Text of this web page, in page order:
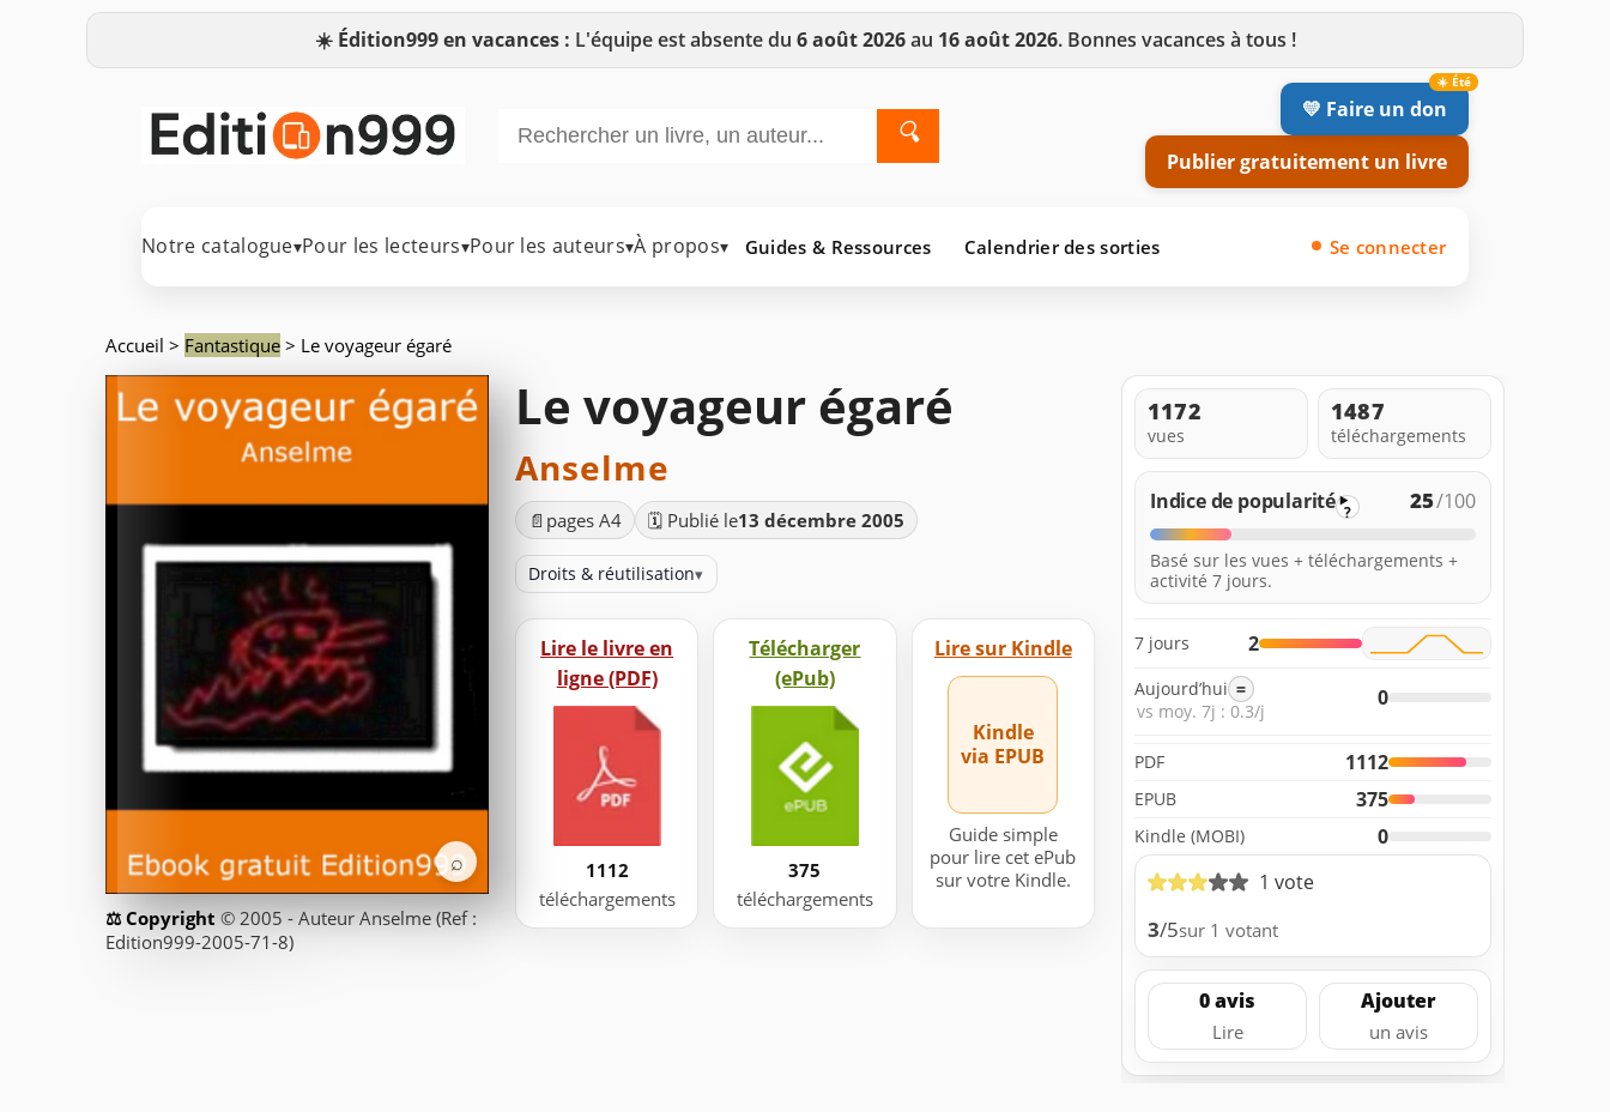
☀️ Édition999 en vacances : L'équipe est absente du 6 août 2026au 16 août 2026. Bonnes vacances à tous !
🔍
💛 Faire un don
Publier gratuitement un livre
Notre catalogue▾Pour les lecteurs▾Pour les auteurs▾À propos▾ Guides & Ressources Calendrier des sorties Se connecter
Accueil > Fantastique > Le voyageur égaré
⌕
© 2005 - Auteur Anselme (Ref :
Edition999-2005-71-8)
Le voyageur égaré
Anselme
📄 pages A4 🗓️ Publié le13 décembre 2005
Droits & réutilisation▾
Lire le livre en
ligne (PDF)
1112
téléchargements
Télécharger
(ePub)
375
téléchargements
Lire sur Kindle
Kindle
via EPUB
Guide simple
pour lire cet ePub
sur votre Kindle.
1172
vues
1487
téléchargements
Indice de popularité ? 25/100
Basé sur les vues + téléchargements +
activité 7 jours.
7 jours 2
Aujourd’hui =
vs moy. 7j : 0.3/j
0
PDF 1112
EPUB 375
Kindle (MOBI)
0
1 vote
3/5sur 1 votant
0 avis
Lire
Ajouter
un avis